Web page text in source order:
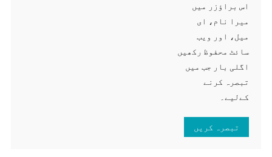
اس براؤزر میں
میرا نام، ای
میل، اور ویب
سائٹ محفوظ رکھیں
اگلی بار جب میں
تبصرہ کرنے
کےلیے۔